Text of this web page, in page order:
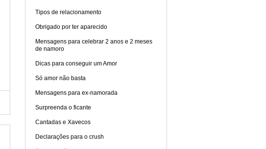
Tipos de relacionamento
Obrigado por ter aparecido
Mensagens para celebrar 2 anos e 2 meses
de namoro
Dicas para conseguir um Amor
Só amor não basta
Mensagens para ex-namorada
Surpreenda o ficante
Cantadas e Xavecos
Declarações para o crush